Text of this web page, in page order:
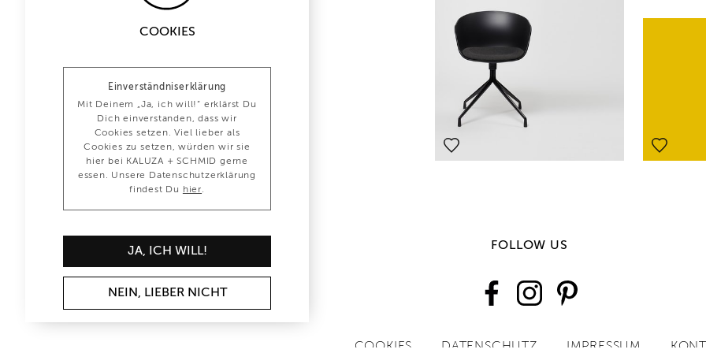
FOLLOW US
COOKIES DATENSCHUTZ IMPRESSUM
COOKIES
Einverständniserklärung
Mit Deinem „Ja, ich will!“ erklärst Du
Dich einverstanden, dass wir
Cookies setzen. Viel lieber als
Cookies zu setzen, würden wir sie
hier bei KALUZA + SCHMID gerne
essen. Unsere Datenschutzerklärung
findest Du hier.
JA, ICH WILL!
NEIN, LIEBER NICHT